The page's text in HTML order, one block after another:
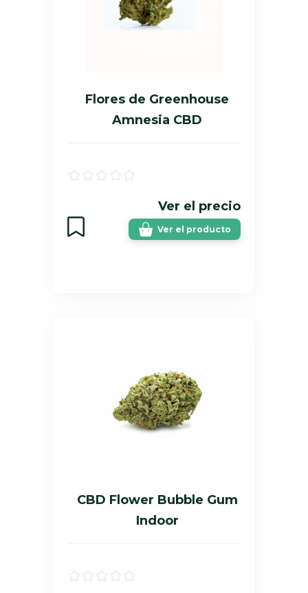
Flores de Greenhouse
Amnesia CBD
Ver el precio
Ver el producto
CBD Flower Bubble Gum
Indoor